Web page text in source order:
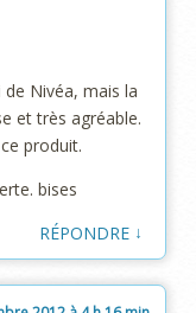
Nivéa, mais la
et très agréable.
produit.
bises
RÉPONDRE ↓